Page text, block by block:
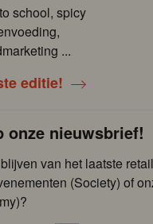
school, spicy
...
editie!
onze nieuwsbrief!
van het laatste
(Society) of